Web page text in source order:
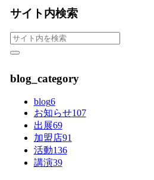
サイト内検索
blog_category
blog6
お知らせ107
出展69
加盟店91
活動136
講演39